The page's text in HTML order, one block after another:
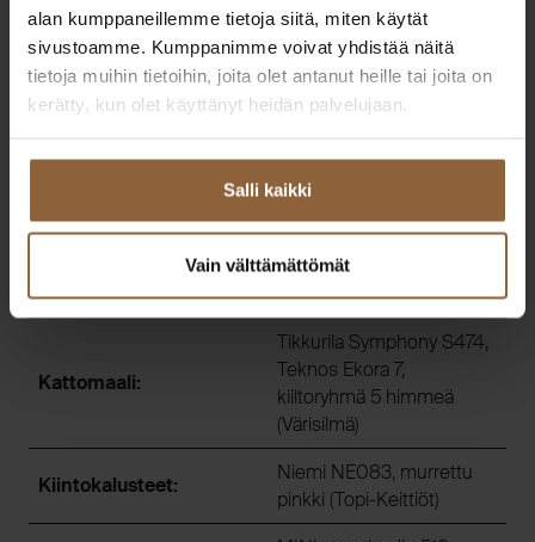
alan kumppaneillemme tietoja siitä, miten käytät
sivustoamme. Kumppanimme voivat yhdistää näitä
tietoja muihin tietoihin, joita olet antanut heille tai joita on
kerätty, kun olet käyttänyt heidän palvelujaan.
Salli kaikki
Vain välttämättömät
Huonekorkeus: 2700 mm
Kovapuulattia:
Berry Alloc Parqwood
Herringbone, Nude Calm
*asiakastoteutus
Teknos Ekora 7,
kiiltoryhmä 5 himmeä
(Värisilmä)
Kattomaali:
Tikkurila Symphony S474,
Teknos Ekora 7,
kiiltoryhmä 5 himmeä
(Värisilmä)
Kiintokalusteet:
Niemi NE083, murrettu
pinkki (Topi-Keittiöt)